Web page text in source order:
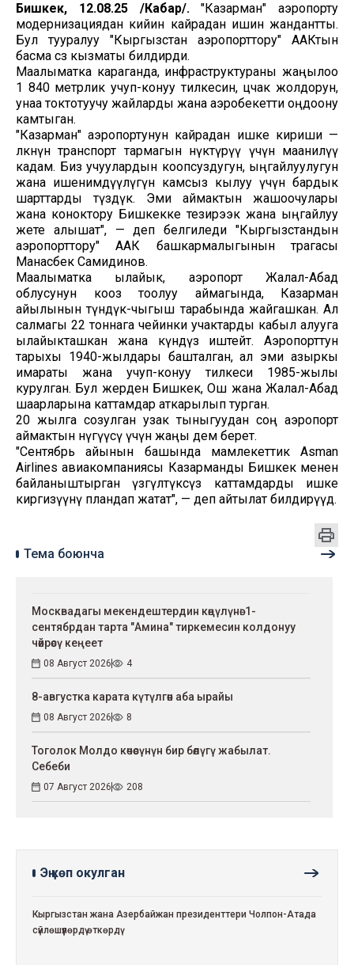
Бишкек, 12.08.25 /Кабар/."Казарман" аэропорту
модернизациядан кийин кайрадан ишин жандантты.
Бул тууралуу "Кыргызстан аэропорттору" ААКтын
басма сөз кызматы билдирди.
Маалыматка караганда, инфраструктураны жаңылоо
1 840 метрлик учуп-конуу тилкесин, цчак жолдорун,
унаа токтотуучу жайларды жана аэробекетти оңдоону
камтыган.
"Казарман" аэропортунун кайрадан ишке кириши —
өлкөнүн транспорт тармагын өнүктүрүү үчүн маанилүү
кадам. Биз учуулардын коопсуздугун, ыңгайлуулугун
жана ишенимдүүлүгүн камсыз кылуу үчүн бардык
шарттарды түздүк. Эми аймактын жашоочулары
жана коноктору Бишкекке тезирээк жана ыңгайлуу
жете алышат", — деп белгиледи "Кыргызстандын
аэропорттору" ААК башкармалыгынын төрагасы
Манасбек Самидинов.
Маалыматка ылайык, аэропорт Жалал-Абад
облусунун кооз тоолуу аймагында, Казарман
айылынын түндүк-чыгыш тарабында жайгашкан. Ал
салмагы 22 тоннага чейинки учактарды кабыл алууга
ылайыкташкан жана күндүз иштейт. Аэропорттун
тарыхы 1940-жылдары башталган, ал эми азыркы
имараты жана учуп-конуу тилкеси 1985-жылы
курулган. Бул жерден Бишкек, Ош жана Жалал-Абад
шаарларына каттамдар аткарылып турган.
20 жылга созулган узак тыныгуудан соң аэропорт
аймактын өнүгүүсү үчүн жаңы дем берет.
"Сентябрь айынын башында мамлекеттик Asman
Airlines авиакомпаниясы Казарманды Бишкек менен
байланыштырган үзгүлтүксүз каттамдарды ишке
киргизүүнү пландап жатат", — деп айтылат билдирүүдө.
Тема боюнча
Москвадагы мекендештердин көңүлүнө: 1-
сентябрдан тарта "Амина" тиркемесин колдонуу
чөйрөсү кеңеет
08 Август 2026 4
8-августка карата күтүлгөн аба ырайы
08 Август 2026 8
Тоголок Молдо көчөсүнүн бир бөлүгү жабылат.
Себеби
07 Август 2026 208
Эң көп окулган
Кыргызстан жана Азербайжан президенттери Чолпон-Атада
сүйлөшүүлөрдү өткөрдү